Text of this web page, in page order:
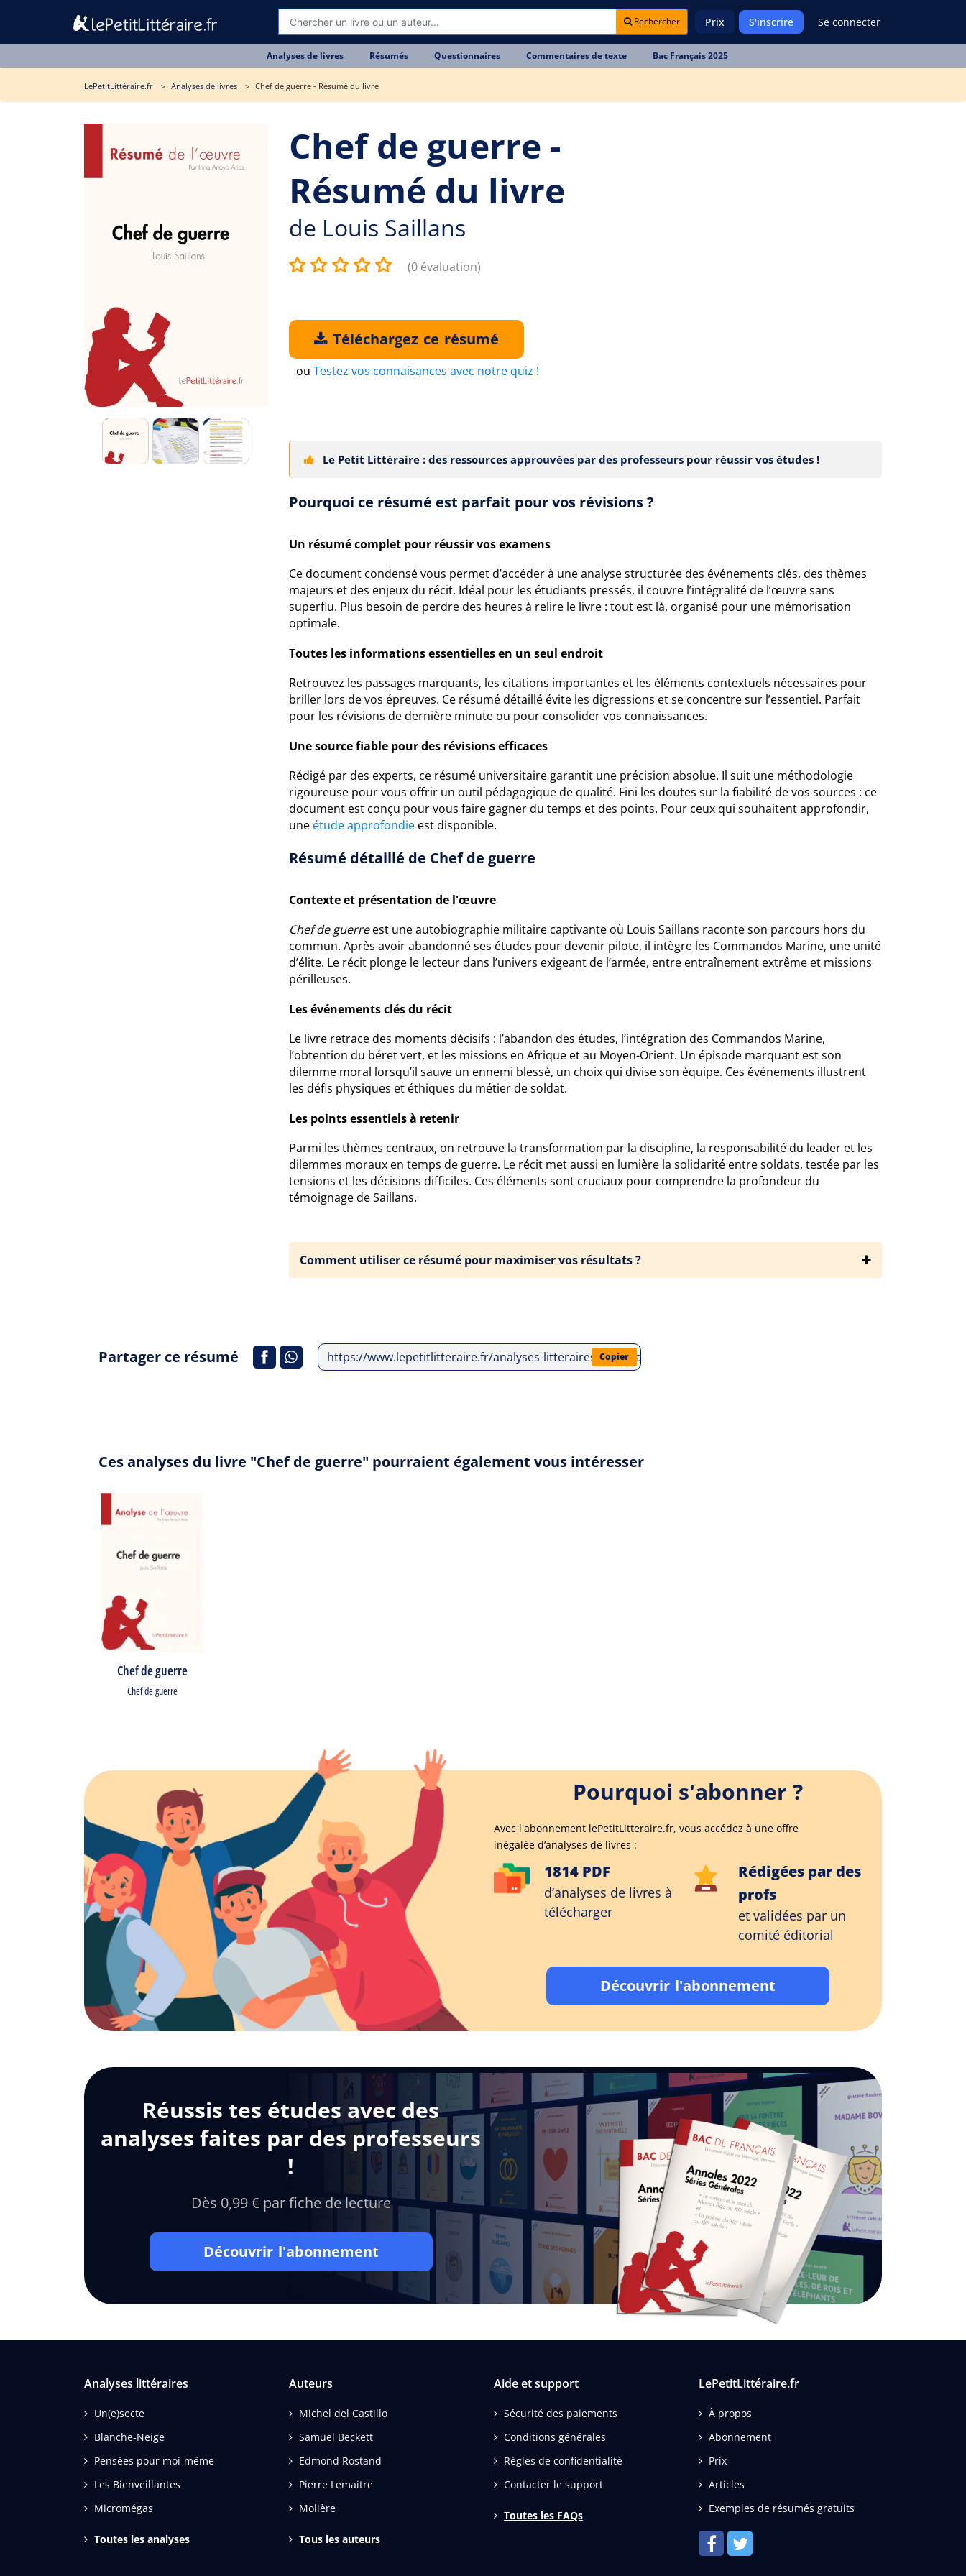
Rechercher Prix S'inscrire Se connecter
Analyses de livres Résumés Questionnaires Commentaires de texte Bac Français 2025
LePetitLittéraire.fr Analyses de livres Chef de guerre - Résumé du livre
Chef de guerre -
Résumé du livre
de Louis Saillans
(0 évaluation)
Téléchargez ce résumé
ou Testez vos connaisances avec notre quiz !
Le Petit Littéraire : des ressources approuvées par des professeurs pour réussir vos études !
Pourquoi ce résumé est parfait pour vos révisions ?
Un résumé complet pour réussir vos examens
Ce document condensé vous permet d’accéder à une analyse structurée des événements clés, des thèmes
majeurs et des enjeux du récit. Idéal pour les étudiants pressés, il couvre l’intégralité de l’œuvre sans
superflu. Plus besoin de perdre des heures à relire le livre : tout est là, organisé pour une mémorisation
optimale.
Toutes les informations essentielles en un seul endroit
Retrouvez les passages marquants, les citations importantes et les éléments contextuels nécessaires pour
briller lors de vos épreuves. Ce résumé détaillé évite les digressions et se concentre sur l’essentiel. Parfait
pour les révisions de dernière minute ou pour consolider vos connaissances.
Une source fiable pour des révisions efficaces
Rédigé par des experts, ce résumé universitaire garantit une précision absolue. Il suit une méthodologie
rigoureuse pour vous offrir un outil pédagogique de qualité. Fini les doutes sur la fiabilité de vos sources : ce
document est conçu pour vous faire gagner du temps et des points. Pour ceux qui souhaitent approfondir,
une étude approfondie est disponible.
Résumé détaillé de Chef de guerre
Contexte et présentation de l'œuvre
Chef de guerreest une autobiographie militaire captivante où Louis Saillans raconte son parcours hors du
commun. Après avoir abandonné ses études pour devenir pilote, il intègre les Commandos Marine, une unité
d’élite. Le récit plonge le lecteur dans l’univers exigeant de l’armée, entre entraînement extrême et missions
périlleuses.
Les événements clés du récit
Le livre retrace des moments décisifs : l’abandon des études, l’intégration des Commandos Marine,
l’obtention du béret vert, et les missions en Afrique et au Moyen-Orient. Un épisode marquant est son
dilemme moral lorsqu’il sauve un ennemi blessé, un choix qui divise son équipe. Ces événements illustrent
les défis physiques et éthiques du métier de soldat.
Les points essentiels à retenir
Parmi les thèmes centraux, on retrouve la transformation par la discipline, la responsabilité du leader et les
dilemmes moraux en temps de guerre. Le récit met aussi en lumière la solidarité entre soldats, testée par les
tensions et les décisions difficiles. Ces éléments sont cruciaux pour comprendre la profondeur du
témoignage de Saillans.
Comment utiliser ce résumé pour maximiser vos résultats ?
Partager ce résumé https://www.lepetitlitteraire.fr/analyses-litteraires/louis-saillans/chef-de-guerre/resume
Copier
Ces analyses du livre "Chef de guerre" pourraient également vous intéresser
Chef de guerre
Chef de guerre
Pourquoi s'abonner ?
Avec l'abonnement lePetitLitteraire.fr, vous accédez à une offre
inégalée d’analyses de livres :
1814 PDF
d’analyses de livres à
télécharger
Rédigées par des
profs
et validées par un
comité éditorial
Découvrir l'abonnement
Réussis tes études avec des
analyses faites par des professeurs
!
Dès 0,99 € par fiche de lecture
Découvrir l'abonnement
Analyses littéraires
Un(e)secte
Blanche-Neige
Pensées pour moi-même
Les Bienveillantes
Micromégas
Toutes les analyses
Auteurs
Michel del Castillo
Samuel Beckett
Edmond Rostand
Pierre Lemaitre
Molière
Tous les auteurs
Aide et support
Sécurité des paiements
Conditions générales
Règles de confidentialité
Contacter le support
Toutes les FAQs
LePetitLittéraire.fr
À propos
Abonnement
Prix
Articles
Exemples de résumés gratuits